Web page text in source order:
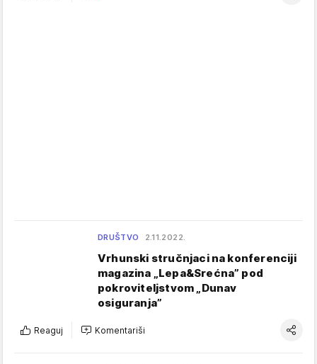
DRUŠTVO 2.11.2022.
Vrhunski stručnjaci na konferenciji
magazina „Lepa&Srećna” pod
pokroviteljstvom „Dunav
osiguranja”
Reaguj Komentariši